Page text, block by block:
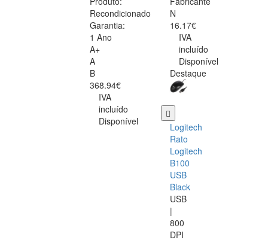
Recondicionado
Garantia:
1 Ano
A+
A
B
368.94€
IVA
incluído
Disponível
N
16.17€
IVA
incluído
Disponível
Destaque
Logitech
Rato
Logitech
B100
USB
Black
USB
|
800
DPI